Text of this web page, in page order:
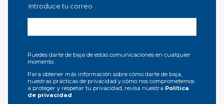
Introduce tu correo
Puedes darte de baja de estas comunicaciones en cualquier
momento.
Para obtener más información sobre cómo darte de baja,
nuestras prácticas de privacidad y cómo nos comprometemos
a proteger y respetar tu privacidad, revisa nuestra Política
de privacidad.